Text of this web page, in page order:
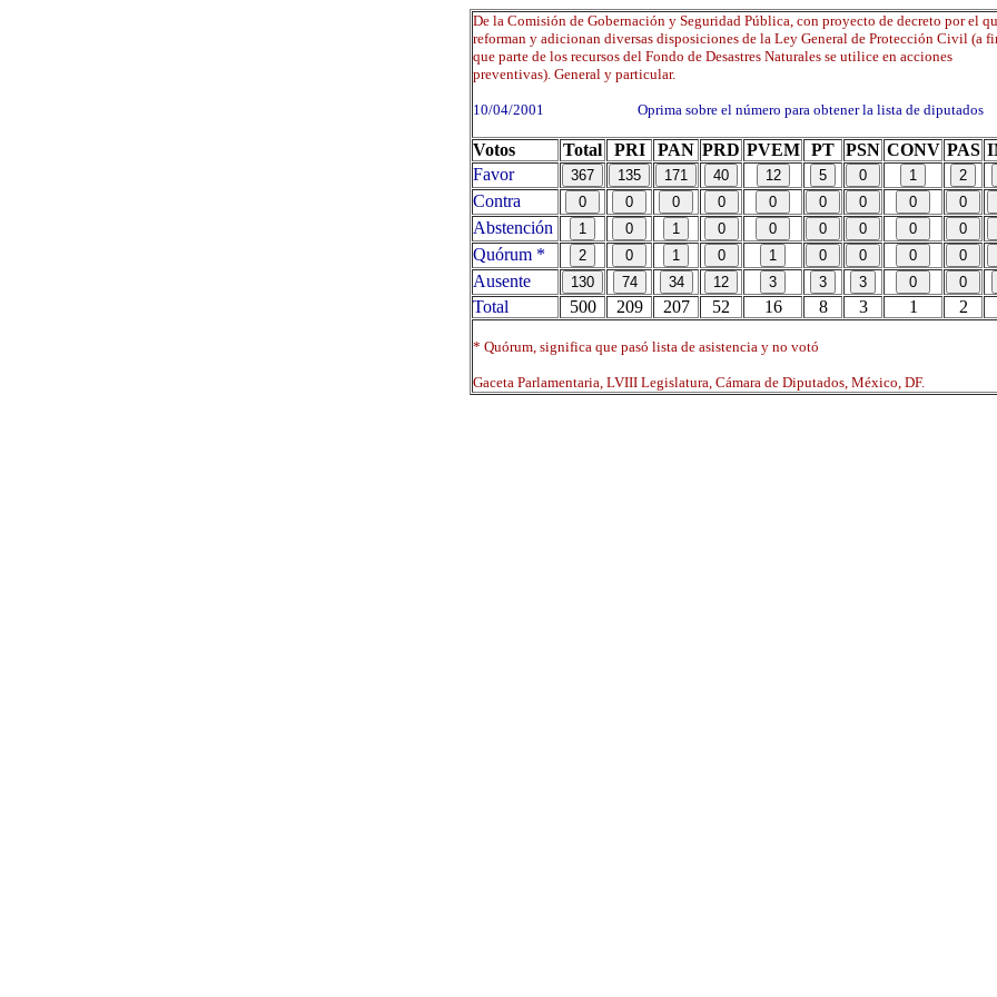
De la Comisión de Gobernación y Seguridad Pública, con proyecto de decreto por el
reforman y adicionan diversas disposiciones de la Ley General de Protección Civil (a
que parte de los recursos del Fondo de Desastres Naturales se utilice en acciones
preventivas). General y particular.
10/04/2001 Oprima sobre el número para obtener la lista de diputados
Votos Total PRI PAN PRD PVEM PT PSN CONV PAS
Favor
Contra
Abstención
Quórum *
Ausente
Total
500 209 207 52 16 8 3 1 2
* Quórum, significa que pasó lista de asistencia y no votó
Gaceta Parlamentaria, LVIII Legislatura, Cámara de Diputados, México, DF.